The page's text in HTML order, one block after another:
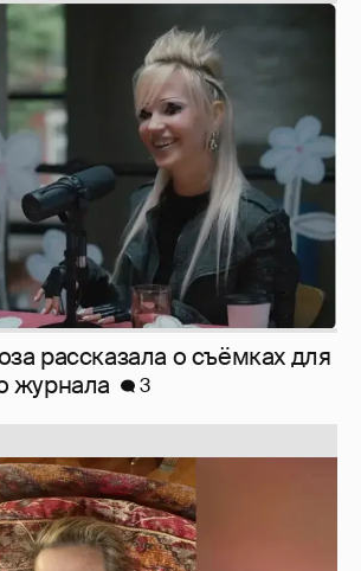
рассказала о съёмках для
журнала
3